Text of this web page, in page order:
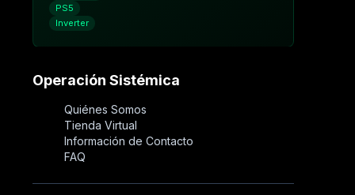
PS5
Inverter
Operación Sistémica
Quiénes Somos
Tienda Virtual
Información de Contacto
FAQ